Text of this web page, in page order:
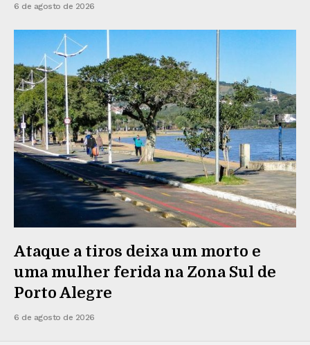
6 de agosto de 2026
Ataque a tiros deixa um morto e
uma mulher ferida na Zona Sul de
Porto Alegre
6 de agosto de 2026